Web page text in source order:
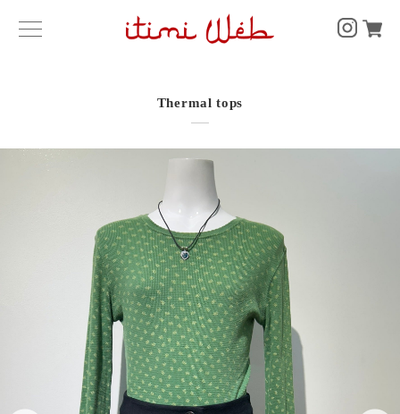
Thermal tops